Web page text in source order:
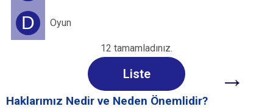
D Oyun
12 tamamladınız.
Liste →
Haklarımız Nedir ve Neden Önemlidir?